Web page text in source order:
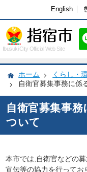
English
Ibusuki City Official Web Site
ホーム くらし・
自衛官募集事務に係
自衛官募集事
ついて
本市では,自衛官などの
宣伝等の協力を行って